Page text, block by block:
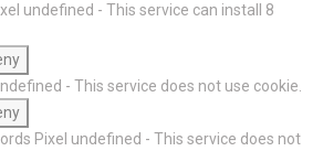
undefined - This service can install 8
- This service does not use cookie.
Pixel undefined - This service does not